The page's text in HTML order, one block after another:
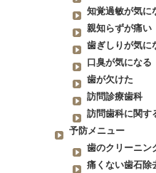
知覚過敏が気に
親知らずが痛い
歯ぎしりが気に
口臭が気になる
歯が欠けた
訪問診療歯科
訪問歯科に関す
予防メニュー
歯のクリーニン
痛くない歯石除